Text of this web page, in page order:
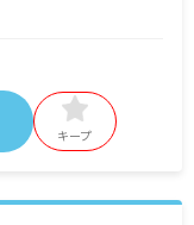
キープ